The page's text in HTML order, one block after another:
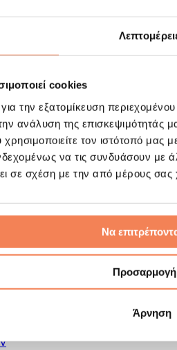
cookies
την εξατομίκευση
ανάλυση της επισκεψιμότητάς
τον ιστότοπό μας
να τις συνδυάσουν με
σε σχέση με την από μέρους
Να
Προσαρμογή
Άρνηση
Μασάζ